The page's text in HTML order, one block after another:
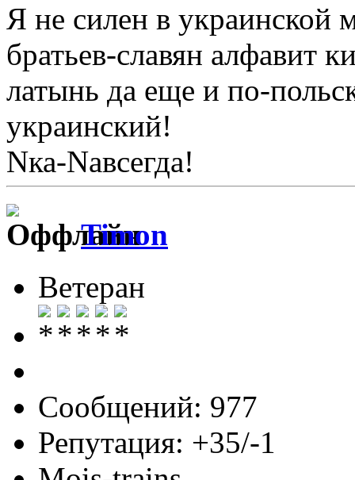
Я не силен в украинской
братьев-славян алфавит
латынь да еще и по-
украинский!
Nка-Nавсегда!
Timon
Ветеран
Сообщений: 977
Репутация: +35/-1